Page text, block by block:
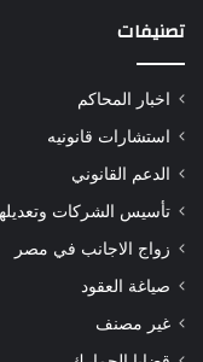
تصنيفات
اخبار المحاكم
استشارات قانونيه
الدعم القانوني
تأسيس الشركات
زواج الاجانب في مصر
صياغة العقود
غير مصنف